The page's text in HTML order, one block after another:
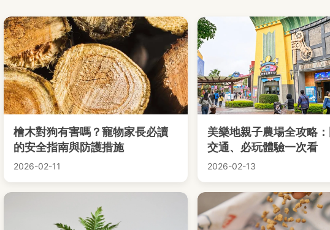
檜木對狗有害嗎？寵物家長必讀
的安全指南與防護措施
2026-02-11
美樂地親子農場全攻略
交通、必玩體驗一次看
2026-02-13